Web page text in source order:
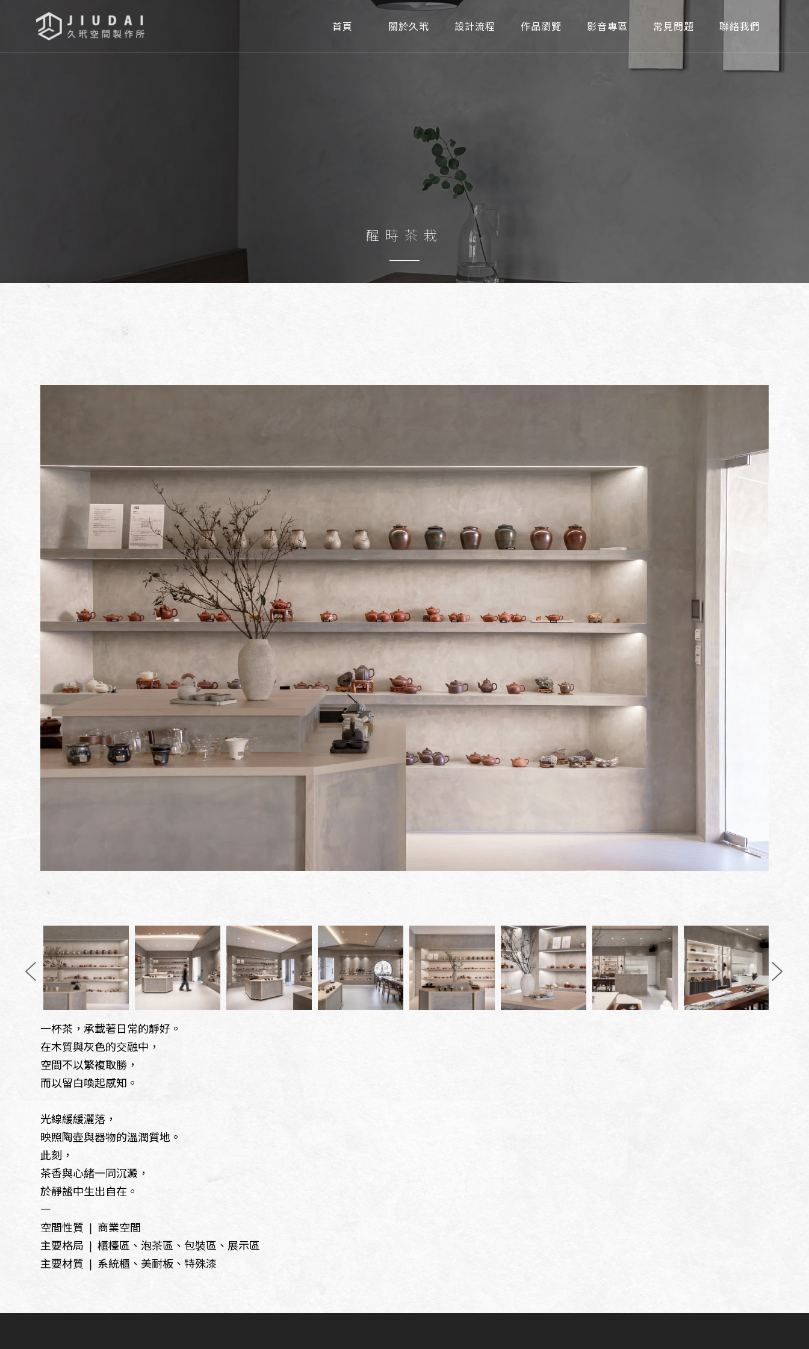
首頁 關於久玳 設計流程 作品瀏覽 影音專區 常見問題 聯絡我們
首頁
醒時茶栽
一杯茶，承載著日常的靜好。
在木質與灰色的交融中，
空間不以繁複取勝，
而以留白喚起感知。
光線緩緩灑落，
映照陶壺與器物的溫潤質地。
此刻，
茶香與心緒一同沉澱，
於靜謐中生出自在。
—
空間性質 ❘ 商業空間
主要格局 ❘ 櫃檯區、泡茶區、包裝區、展示區
主要材質 ❘ 系統櫃、美耐板、特殊漆